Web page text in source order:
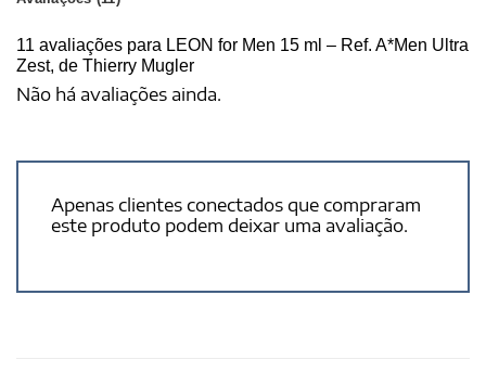
11 avaliações para LEON for Men 15 ml – Ref. A*Men Ultra
Zest, de Thierry Mugler
Não há avaliações ainda.
Apenas clientes conectados que compraram
este produto podem deixar uma avaliação.